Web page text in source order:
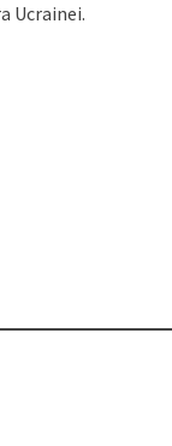
Ucrainei.